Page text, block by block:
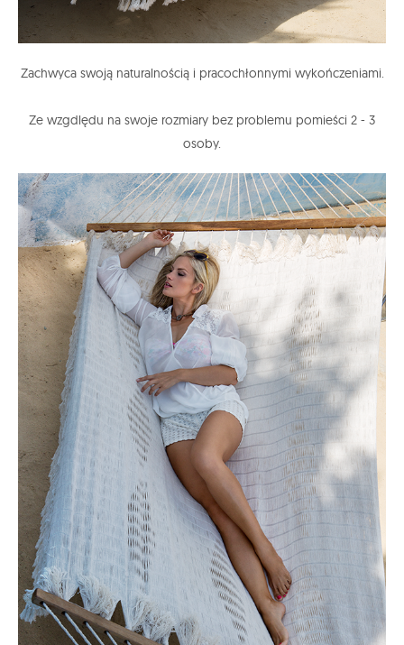
Zachwyca swoją naturalnością i pracochłonnymi wykończeniami.
Ze wzgdlędu na swoje rozmiary bez problemu pomieści 2 - 3
osoby.